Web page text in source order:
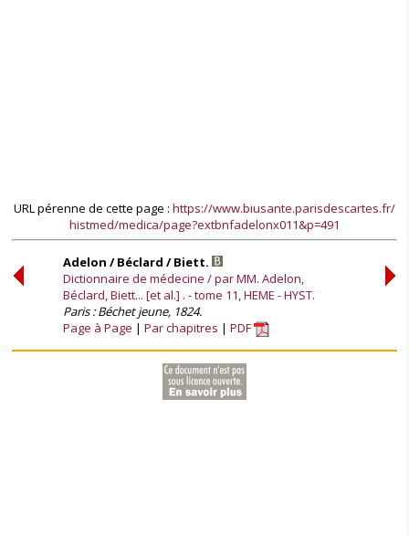
URL pérenne de cette page : https://www.biusante.parisdescartes.fr/
histmed/medica/page?extbnfadelonx011&p=491
Adelon / Béclard / Biett.
Dictionnaire de médecine / par MM. Adelon,
Béclard, Biett... [et al.] . - tome 11, HEME - HYST.
Paris : Béchet jeune, 1824.
Page à Page
Par chapitres PDF